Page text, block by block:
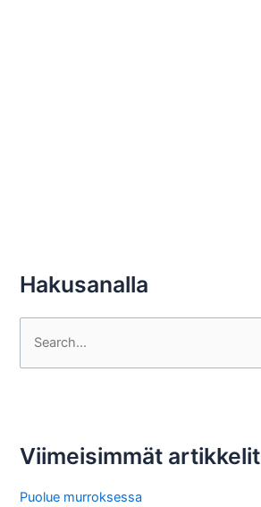
Hakusanalla
h
Viimeisimmät artikkelit
Puolue murroksessa